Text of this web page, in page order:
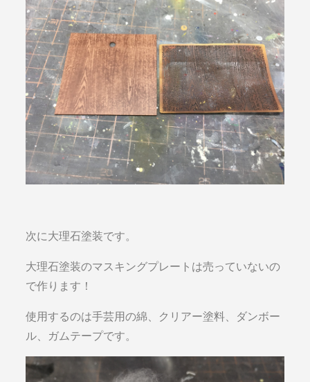
次に大理石塗装です。
大理石塗装のマスキングプレートは売っていないの
で作ります！
使用するのは手芸用の綿、クリアー塗料、ダンボー
ル、ガムテープです。